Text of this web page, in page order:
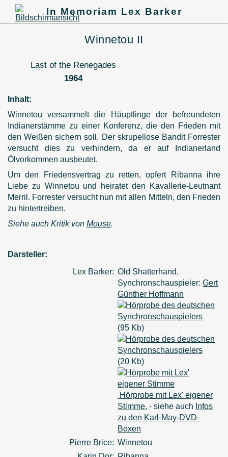
In Memoriam Lex Barker
Winnetou II
Last of the Renegades
1964
Inhalt:
Winnetou versammelt die Häuptlinge der befreundeten
Indianerstämme zu einer Konferenz, die den Frieden mit
den Weißen sichern soll. Der skrupellose Bandit Forrester
versucht dies zu verhindern, da er auf Indianerland
Ölvorkommen ausbeutet.
Um den Friedensvertrag zu retten, opfert Ribanna ihre
Liebe zu Winnetou und heiratet den Kavallerie-Leutnant
Merril. Forrester versucht nun mit allen Mitteln, den Frieden
zu hintertreiben.
Siehe auch Kritik von Mouse.
Darsteller:
Lex Barker: Old Shatterhand,
Synchronschauspieler: Gert
Günther Hoffmann
(95 Kb)
(20 Kb)
Hörprobe mit Lex' eigener
Stimme, - siehe auch Infos
zu den Karl-May-DVD-
Boxen
Pierre Brice: Winnetou